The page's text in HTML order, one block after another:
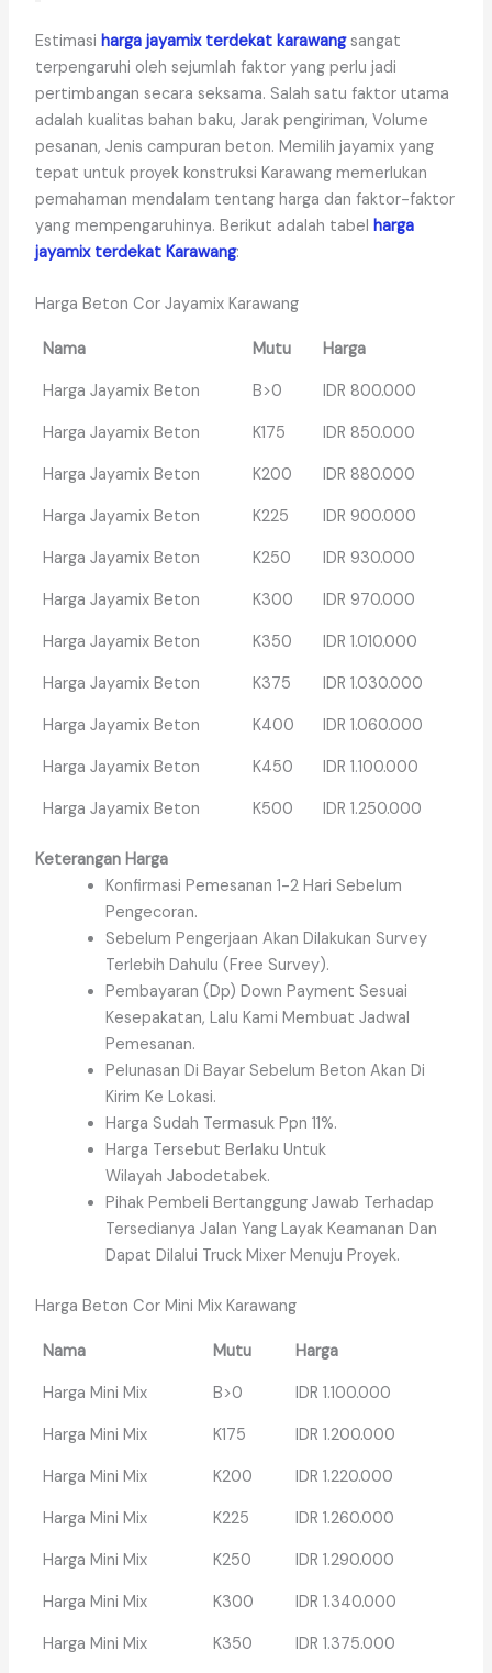
Estimasi harga jayamix terdekat karawangsangat
terpengaruhi oleh sejumlah faktor yang perlu jadi
pertimbangan secara seksama. Salah satu faktor utama
adalah kualitas bahan baku, Jarak pengiriman, Volume
pesanan, Jenis campuran beton. Memilih jayamix yang
tepat untuk proyek konstruksi Karawang memerlukan
pemahaman mendalam tentang harga dan faktor-faktor
yang mempengaruhinya. Berikut adalah tabel harga
jayamix terdekat Karawang:
Harga Beton Cor Jayamix Karawang
Nama Mutu
Harga
Harga Jayamix Beton
B>0
IDR 800.000
Harga Jayamix Beton
K175
IDR 850.000
Harga Jayamix Beton
K200
IDR 880.000
Harga Jayamix Beton
K225
IDR 900.000
Harga Jayamix Beton
K250
IDR 930.000
Harga Jayamix Beton
K300
IDR 970.000
Harga Jayamix Beton
K350
IDR 1.010.000
Harga Jayamix Beton
K375
IDR 1.030.000
Harga Jayamix Beton
K400
IDR 1.060.000
Harga Jayamix Beton
K450
IDR 1.100.000
Harga Jayamix Beton
K500 IDR 1.250.000
Keterangan Harga
Konfirmasi Pemesanan 1-2 Hari Sebelum
Pengecoran.
Sebelum Pengerjaan Akan Dilakukan Survey
Terlebih Dahulu (Free Survey).
Pembayaran (Dp) Down Payment Sesuai
Kesepakatan, Lalu Kami Membuat Jadwal
Pemesanan.
Pelunasan Di Bayar Sebelum Beton Akan Di
Kirim Ke Lokasi.
Harga Sudah Termasuk Ppn 11%.
Harga Tersebut Berlaku Untuk
Wilayah Jabodetabek.
Pihak Pembeli Bertanggung Jawab Terhadap
Tersedianya Jalan Yang Layak Keamanan Dan
Dapat Dilalui Truck Mixer Menuju Proyek.
Harga Beton Cor Mini Mix Karawang
Nama Mutu
Harga
Harga Mini Mix
B>0
IDR 1.100.000
Harga Mini Mix
K175
IDR 1.200.000
Harga Mini Mix
K200
IDR 1.220.000
Harga Mini Mix
K225
IDR 1.260.000
Harga Mini Mix
K250
IDR 1.290.000
Harga Mini Mix
K300
IDR 1.340.000
Harga Mini Mix
K350
IDR 1.375.000